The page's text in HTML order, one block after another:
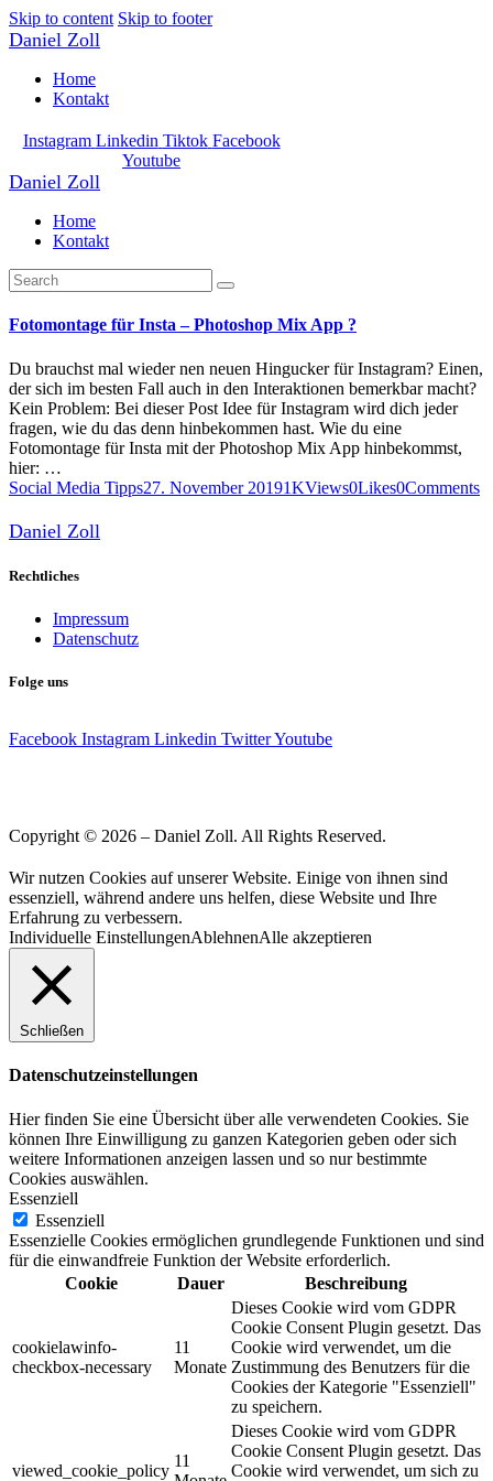
Skip to content Skip to footer
Daniel Zoll
Home
Kontakt
Instagram Linkedin Tiktok Facebook
Youtube
Daniel Zoll
Home
Kontakt
Fotomontage für Insta – Photoshop Mix App ?
Du brauchst mal wieder nen neuen Hingucker für Instagram? Einen,
der sich im besten Fall auch in den Interaktionen bemerkbar macht?
Kein Problem: Bei dieser Post Idee für Instagram wird dich jeder
fragen, wie du das denn hinbekommen hast. Wie du eine
Fotomontage für Insta mit der Photoshop Mix App hinbekommst,
hier: …
Social Media Tipps27. November 20191KViews0Likes0Comments
Daniel Zoll
Rechtliches
Impressum
Datenschutz
Folge uns
Facebook Instagram Linkedin TwitterYoutube
Copyright © 2026 – Daniel Zoll. All Rights Reserved.
Wir nutzen Cookies auf unserer Website. Einige von ihnen sind
essenziell, während andere uns helfen, diese Website und Ihre
Erfahrung zu verbessern.
Individuelle EinstellungenAblehnenAlle akzeptieren
Schließen
Datenschutzeinstellungen
Hier finden Sie eine Übersicht über alle verwendeten Cookies. Sie
können Ihre Einwilligung zu ganzen Kategorien geben oder sich
weitere Informationen anzeigen lassen und so nur bestimmte
Cookies auswählen.
Essenziell
Essenziell
Essenzielle Cookies ermöglichen grundlegende Funktionen und sind
für die einwandfreie Funktion der Website erforderlich.
Cookie
Dauer Beschreibung
cookielawinfo-
checkbox-necessary
11
Monate
Dieses Cookie wird vom GDPR
Cookie Consent Plugin gesetzt. Das
Cookie wird verwendet, um die
Zustimmung des Benutzers für die
Cookies der Kategorie "Essenziell"
zu speichern.
viewed_cookie_policy
11
Dieses Cookie wird vom GDPR
Cookie Consent Plugin gesetzt. Das
Cookie wird verwendet, um sich zu